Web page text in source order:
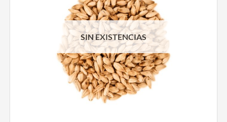
SIN EXISTENCIAS